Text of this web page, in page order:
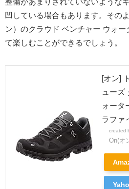
凹している場合もあります。その
ン）のクラウド ベンチャー ウォ
て楽しむことができるでしょう。
[オン]
ューズ
ォータ
ラファ
created
On(オ